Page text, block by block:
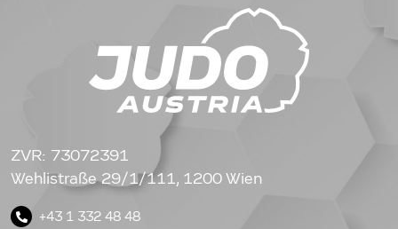
ZVR: 73072391
Wehlistraße 29/1/111, 1200 Wien
+43 1 332 48 48